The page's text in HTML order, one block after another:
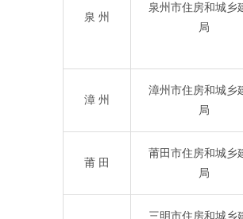
泉 州
泉州市住房和城乡
局
漳 州
漳州市住房和城乡
局
莆 田
莆田市住房和城乡
局
三明市住房和城乡